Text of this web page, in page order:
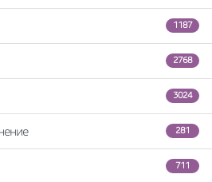
1187
2768
3024
281
711